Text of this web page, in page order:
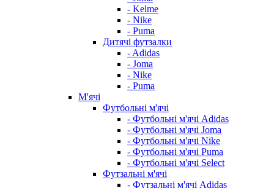
- Kelme
- Nike
- Puma
Дитячі футзалки
- Adidas
- Joma
- Nike
- Puma
М'ячі
Футбольні м'ячі
- Футбольні м'ячі Adidas
- Футбольні м'ячі Joma
- Футбольні м'ячі Nike
- Футбольні м'ячі Puma
- Футбольні м'ячі Select
Футзальні м'ячі
- Футзальні м'ячі Adidas